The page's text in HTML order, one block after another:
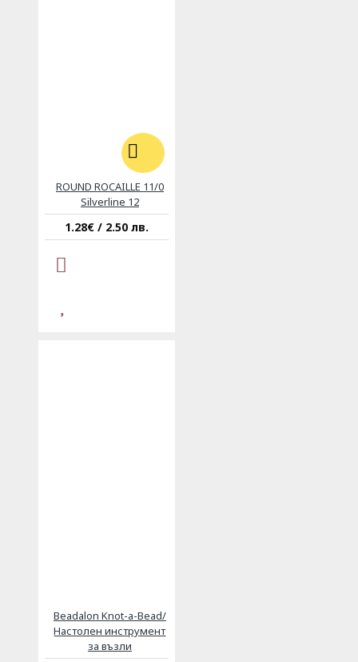
ROUND ROCAILLE 11/0
Silverline 12
1.28€ / 2.50 лв.
Beadalon Knot-a-Bead/
Настолен инструмент
за възли